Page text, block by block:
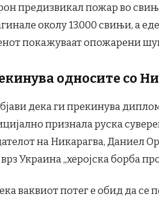
предизвикал пожар во
околу 13.000 свињи, а
покажуваат опожарени
односите со
дека ги прекинува
признала руска
на Никарагва, Даниел
Украина „херојска борба
ваквиот потег е обид да се